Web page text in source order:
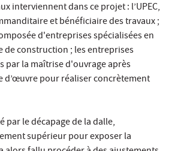
interviennent dans ce projet : l’UPEC,
et bénéficiaire des travaux ;
d'entreprises spécialisées en
de construction ; les entreprises
par la maîtrise d'ouvrage après
d’œuvre pour réaliser concrètement
par le décapage de la dalle,
supérieur pour exposer la